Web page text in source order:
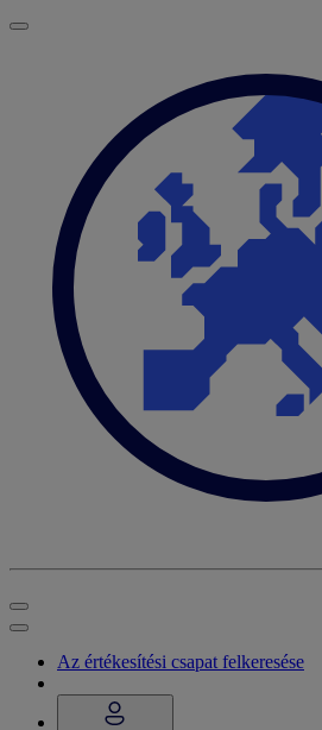
Az értékesítési csapat felkeresése